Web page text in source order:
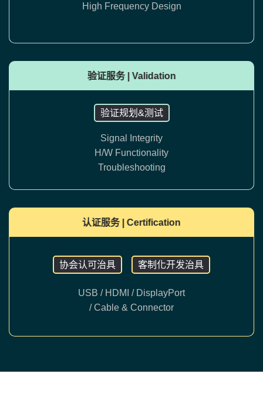
High Frequency Design
验证规划&测试
Signal Integrity
H/W Functionality
Troubleshooting
验证服务 | Validation
协会认可治具 客制化开发治具
USB / HDMI / DisplayPort
/Cable & Connector
认证服务 | Certification